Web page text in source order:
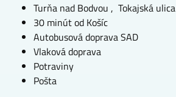
Turňa nad Bodvou , Tokajská ulica
30 minút od Košíc
Autobusová doprava SAD
Vlaková doprava
Potraviny
Pošta